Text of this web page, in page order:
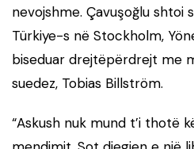
nevojshme. Çavuşoğlu shtoi
Türkiye-s në Stockholm,
biseduar drejtëpërdrejt me
suedez, Tobias Billström.
“Askush nuk mund t’i thotë